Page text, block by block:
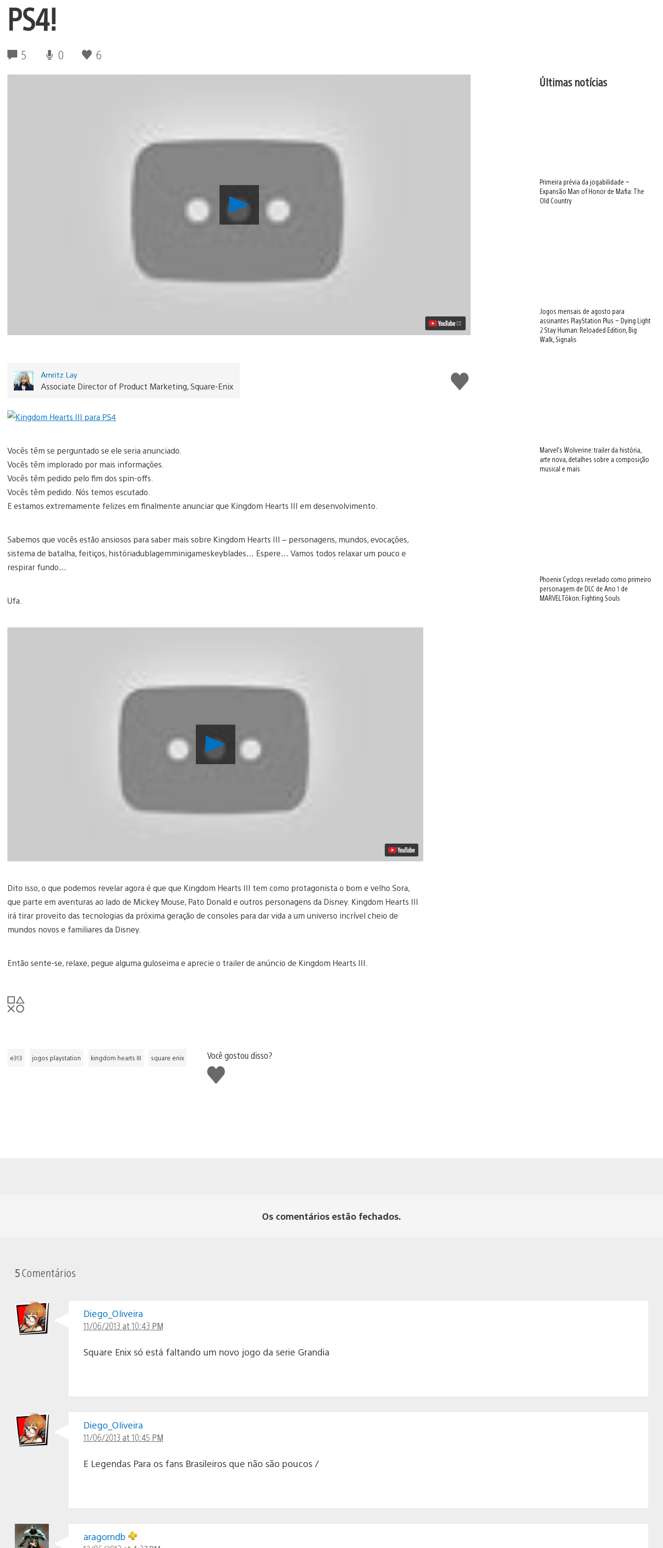
PS4!
5 0 6
Reproduzir
E3
2013:
Kingdom
Vídeo
Curtir
Amritz Lay
Associate Director of Product Marketing, Square-Enix
Vocês têm se perguntado se ele seria anunciado.
Vocês têm implorado por mais informações.
Vocês têm pedido pelo fim dos spin-offs.
Vocês têm pedido. Nós temos escutado.
E estamos extremamente felizes em finalmente anunciar que Kingdom Hearts III em desenvolvimento.
Sabemos que vocês estão ansiosos para saber mais sobre Kingdom Hearts III – personagens, mundos, evocações,
sistema de batalha, feitiços, históriadublagemminigameskeyblades… Espere… Vamos todos relaxar um pouco e
respirar fundo…
Ufa.
Reproduzir
Vídeo
Dito isso, o que podemos revelar agora é que que Kingdom Hearts III tem como protagonista o bom e velho Sora,
que parte em aventuras ao lado de Mickey Mouse, Pato Donald e outros personagens da Disney. Kingdom Hearts III
irá tirar proveito das tecnologias da próxima geração de consoles para dar vida a um universo incrível cheio de
mundos novos e familiares da Disney.
Então sente-se, relaxe, pegue alguma guloseima e aprecie o trailer de anúncio de Kingdom Hearts III.
e313 jogos playstation kingdom hearts III square enix
Você gostou disso?
Curtir
Últimas notícias
Primeira prévia da jogabilidade –
Expansão Man of Honor de Mafia: The
Old Country
Jogos mensais de agosto para
assinantes PlayStation Plus – Dying Light
2 Stay Human: Reloaded Edition, Big
Walk, Signalis
Marvel’s Wolverine: trailer da história,
arte nova, detalhes sobre a composição
musical e mais
Phoenix Cyclops revelado como primeiro
personagem de DLC de Ano 1 de
MARVEL Tōkon: Fighting Souls
Os comentários estão fechados.
5Comentários
Diego_OIiveira
11/06/2013 at 10:43 PM
Square Enix só está faltando um novo jogo da serie Grandia
Diego_OIiveira
11/06/2013 at 10:45 PM
E Legendas Para os fans Brasileiros que não são poucos /
aragorndb